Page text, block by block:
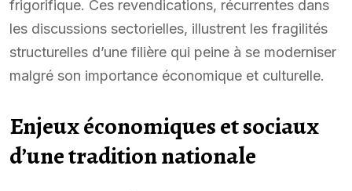
frigorifique. Ces revendications, récurrentes dans
les discussions sectorielles, illustrent les fragilités
structurelles d’une filière qui peine à se moderniser
malgré son importance économique et culturelle.
Enjeux économiques et sociaux
d’une tradition nationale